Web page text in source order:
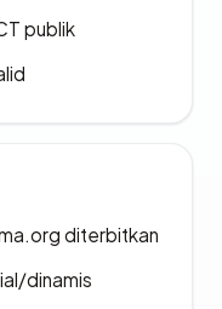
publik
diterbitkan
dinamis